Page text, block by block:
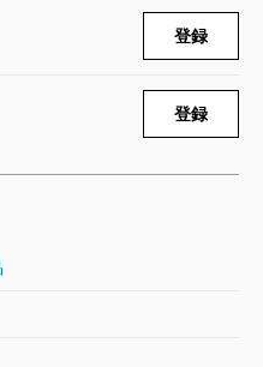
登録
登録